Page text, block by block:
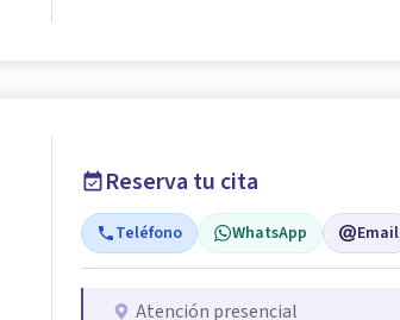
Reserva tu cita
Teléfono WhatsApp Email
Atención presencial